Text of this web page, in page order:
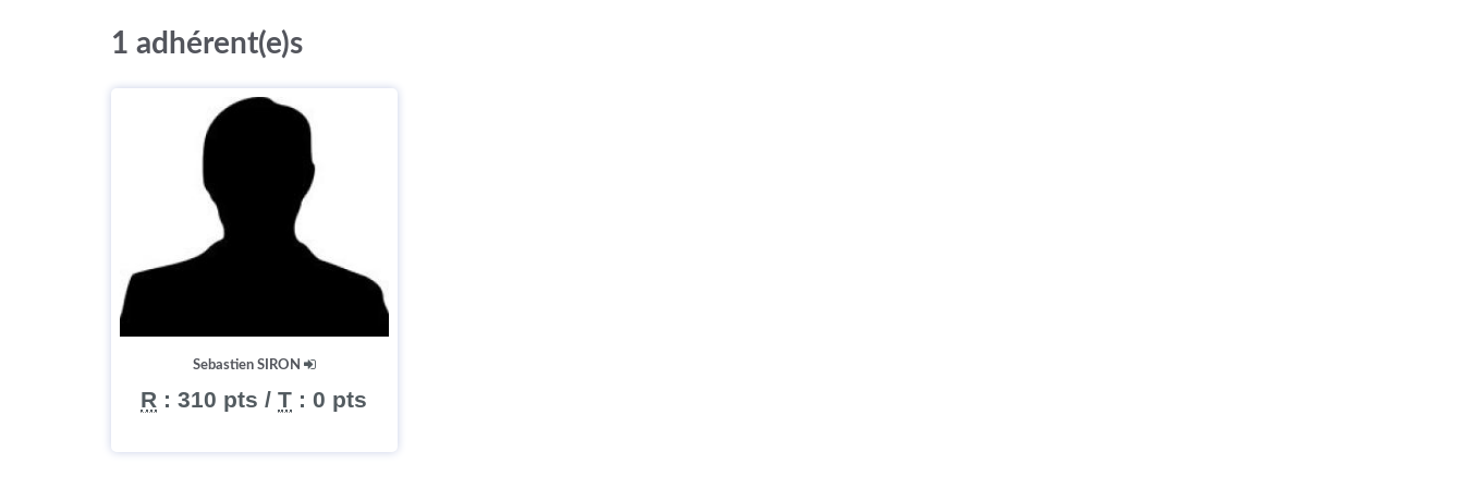
1 adhérent(e)s
Sebastien SIRON
R :310 pts /T :0 pts